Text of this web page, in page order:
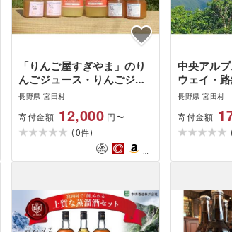
「りんご屋すぎやま」のり
んごジュース・りんごジャ
ムセット(品種:つがる・紅
ェ・シナノゴールド・シナ
ノスイート・ふじ等)
長野県 宮田村
寄付金額 12,000 円〜
(0件)
中央アル
ウェイ・
券 [ ロープ
駒ヶ岳 ]
長野県 宮田村
寄付金額